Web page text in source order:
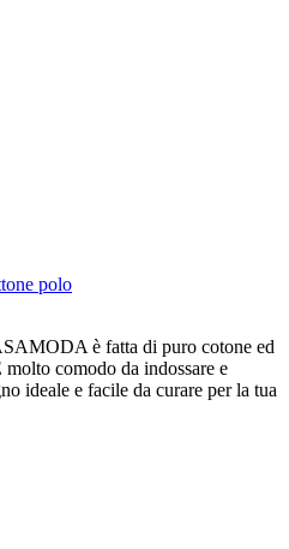
polo
è fatta di puro cotone ed
comodo da indossare e
ideale e facile da curare per la tua